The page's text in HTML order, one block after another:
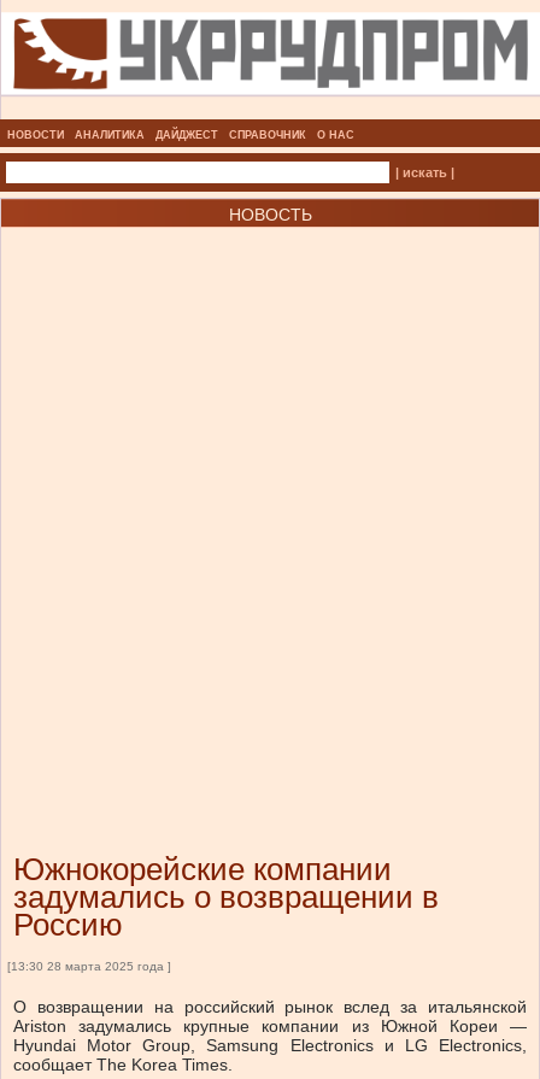
НОВОСТИ АНАЛИТИКА ДАЙДЖЕСТ СПРАВОЧНИК О НАС
| искать |
НОВОСТЬ
Южнокорейские компании
задумались о возвращении в
Россию
[13:30 28 марта 2025 года ]
О возвращении на российский рынок вслед за итальянской
Ariston задумались крупные компании из Южной Кореи —
Hyundai Motor Group, Samsung Electronics и LG Electronics,
сообщает The Korea Times.